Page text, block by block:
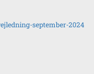
september-2024